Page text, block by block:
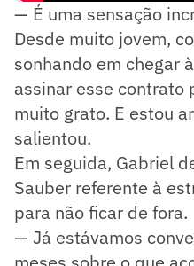
— É uma sensação
Desde muito jovem,
sonhando em chegar
assinar esse contrato
muito grato. E estou
salientou.
Em seguida, Gabriel
Sauber referente à
para não ficar de fora.
— Já estávamos